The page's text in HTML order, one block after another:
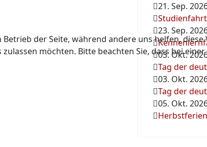
21. Sep.
23. Sep.
03. Okt.
Tag der
03. Okt.
Tag der
05. Okt.
Herbstferien
der Seite, während andere uns helfen,
möchten. Bitte beachten Sie, dass bei